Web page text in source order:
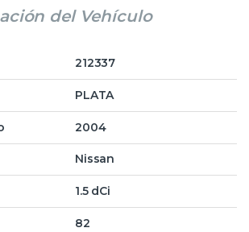
del Vehículo
212337
PLATA
2004
Nissan
1.5 dCi
82